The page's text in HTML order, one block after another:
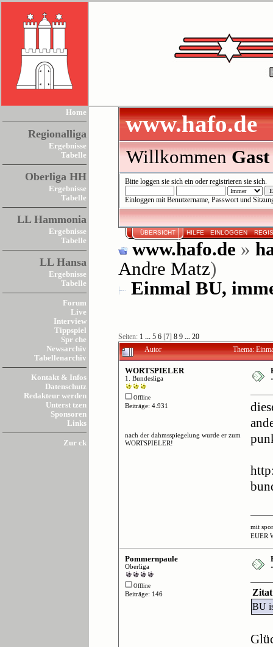
Home
Regionalliga
Ergebnisse
Tabelle
Oberliga HH
Ergebnisse
Tabelle
LL Hammonia
Ergebnisse
Tabelle
LL Hansa
Ergebnisse
Tabelle
Forum
Live
Interview
Tippspiel
Spr che
Newsarchiv
Tabellenarchiv
Kontakt & Infos
Datenschutz
Redakteur werden
Unterst tzen
Sponsoren
Links
Zur ck
www.hafo.de
WillkommenGast
Bitte loggen sie sich einoder registrieren sie sich.
Einloggen mit Benutzername, Passwort und
ÜBERSICHT HILFE EINLOGGEN
www.hafo.de »
Andre Matz)
Einmal BU,
Seiten: 1 ... 5 6[7] 8 9 ... 20
Autor Thema:
WORTSPIELER
1. Bundesliga
Offline
Beiträge: 4.931
nach der dahmsspiegelung wurde er zum
WORTSPIELER!
mit
EUER
Pommernpaule
Oberliga
Offline
Beiträge: 146
Zitat
BU